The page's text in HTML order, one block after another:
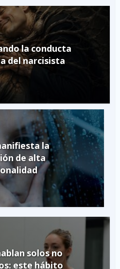
la conducta
del narcisista
la
de alta
solos no
este hábito